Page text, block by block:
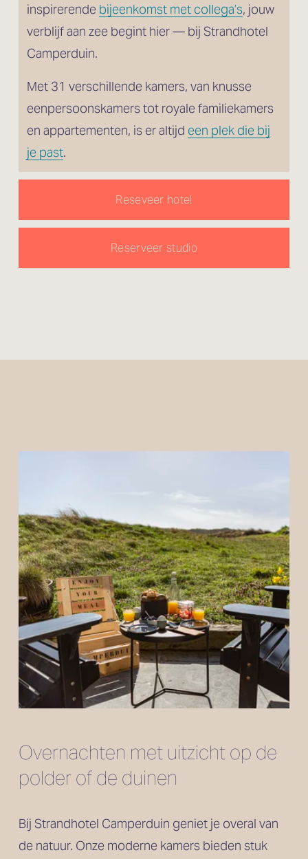
inspirerende bijeenkomst met collega’s, jouw
verblijf aan zee begint hier — bij Strandhotel
Camperduin.
Met 31 verschillende kamers, van knusse
eenpersoonskamers tot royale familiekamers
en appartementen, is er altijd een plek die bij
je past.
Reseveer hotel
Reserveer studio
Overnachten met uitzicht op de
polder of de duinen
Bij Strandhotel Camperduin geniet je overal van
de natuur. Onze moderne kamers bieden stuk